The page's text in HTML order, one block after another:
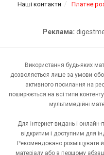
Наші контакти
Платне
Реклама:
Використання будь-яких
дозволяється лише за умови
активного посилання на
поширюється на всі типи
мультимедійні
Для інтернет-видань і
відкритим і доступним для
Рекомендовано розміщувати
матеріалу або в першому